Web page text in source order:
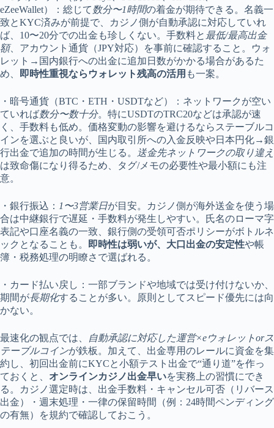
eZeeWallet）：総じて数分〜1時間の着金が期待できる。名義一
致とKYC済みが前提で、カジノ側が自動承認に対応していれ
ば、10〜20分での出金も珍しくない。手数料と 最低/最高出金
額、アカウント通貨（JPY対応）を事前に確認すること。ウォ
レット→国内銀行への出金に追加日数がかかる場合があるた
め、
即時性重視ならウォレット残高の活用 も一案。
・暗号通貨（BTC・ETH・USDTなど）：ネットワークが空い
ていれば数分〜数十分。特にUSDTのTRC20などは承認が速
く、手数料も低め。価格変動の影響を避けるならステーブルコ
インを選ぶと良いが、国内取引所への入金反映や日本円化→銀
行出金で追加の時間が生じる。
送金先ネットワークの取り違え
は致命傷になり得るため、タグ/メモの必要性や最小額にも注
意。
・銀行振込： 1〜3営業日が目安。カジノ側が海外送金を使う場
合は中継銀行で遅延・手数料が発生しやすい。氏名のローマ字
表記や口座名義の一致、銀行側の受領可否ポリシーがボトルネ
ックとなることも。
即時性は弱いが、大口出金の安定性や帳
簿・税務処理の明瞭さで選ばれる。
・カード払い戻し：一部ブランドや地域では受け付けないか、
期間が長期化することが多い。原則としてスピード優先には向
かない。
最速化の観点では、
自動承認に対応した運営×eウォレットorス
テーブルコインが鉄板。加えて、出金専用のレールに資金を集
約し、初回出金前にKYCと小額テスト出金で“通り道”を作っ
ておくと、 オンラインカジノ出金早いを実務上の習慣にでき
る。カジノ選定時は、出金手数料・キャンセル可否（リバース
出金）・週末処理・一律の保留時間（例：24時間ペンディング
の有無）を規約で確認しておこう。